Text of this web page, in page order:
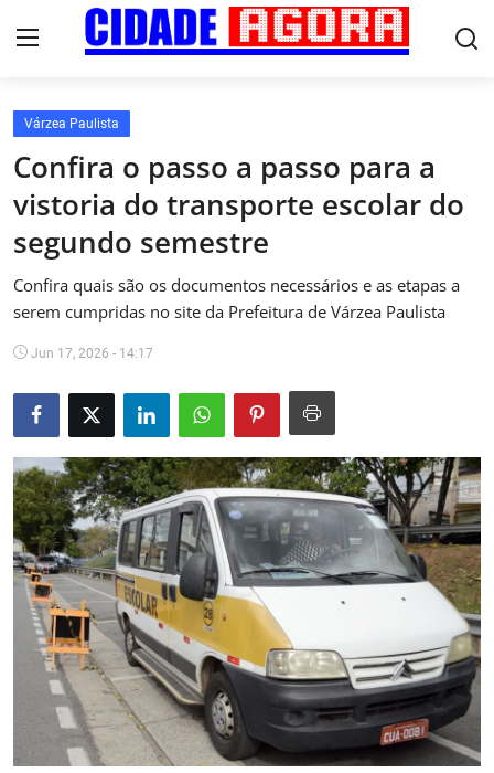
Início
Fale Conosco
Brasil
Cidades
Esportes
Tecnologia
Cultura
Saúde
Várzea Paulista
Confira o passo a passo para a
vistoria do transporte escolar do
segundo semestre
Confira quais são os documentos necessários e as etapas a
serem cumpridas no site da Prefeitura de Várzea Paulista
Jun 17, 2026 - 14:17